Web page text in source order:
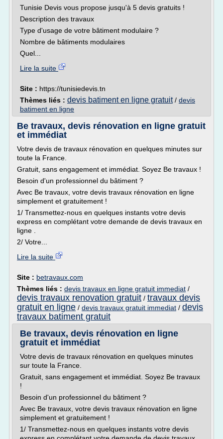
Tunisie Devis vous propose jusqu'à 5 devis gratuits !
Description des travaux
Type d'usage de votre bâtiment modulaire ?
Nombre de bâtiments modulaires
Quel...
Lire la suite
Site : https://tunisiedevis.tn
Thèmes liés : devis batiment en ligne gratuit/ devis
batiment en ligne
Be travaux, devis rénovation en ligne gratuit
et immédiat
Votre devis de travaux rénovation en quelques minutes sur
toute la France.
Gratuit, sans engagement et immédiat. Soyez Be travaux !
Besoin d'un professionnel du bâtiment ?
Avec Be travaux, votre devis travaux rénovation en ligne
simplement et gratuitement !
1/ Transmettez-nous en quelques instants votre devis
express en complétant votre demande de devis travaux en
ligne .
2/ Votre...
Lire la suite
Site : betravaux.com
Thèmes liés : devis travaux en ligne gratuit immediat /
devis travaux renovation gratuit / travaux devis
gratuit en ligne / devis travaux gratuit immediat / devis
travaux batiment gratuit
Be travaux, devis rénovation en ligne
gratuit et immédiat
Votre devis de travaux rénovation en quelques minutes
sur toute la France.
Gratuit, sans engagement et immédiat. Soyez Be travaux
!
Besoin d'un professionnel du bâtiment ?
Avec Be travaux, votre devis travaux rénovation en ligne
simplement et gratuitement !
1/ Transmettez-nous en quelques instants votre devis